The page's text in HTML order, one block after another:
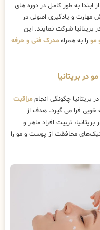
به طور کامل در دوره های
مهارت و یادگیری اصولی در
شرکت نمایند. این
مو را به همراه مدرک فنی و حرفه
در بریتانیا
چگونگی انجام مراقبت
فرا می گیرد. هدف از
تربیت افراد ماهر و
محافظت از پوست و مو را